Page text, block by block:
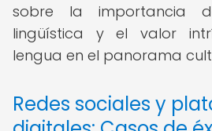
sobre la importancia
lingüística y el valor
lengua en el panorama
Redes sociales y